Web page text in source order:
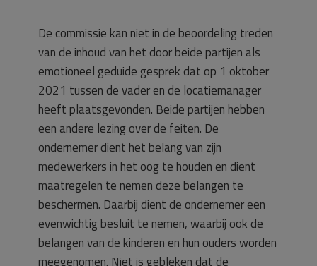
De commissie kan niet in de beoordeling treden
van de inhoud van het door beide partijen als
emotioneel geduide gesprek dat op 1 oktober
2021 tussen de vader en de locatiemanager
heeft plaatsgevonden. Beide partijen hebben
een andere lezing over de feiten. De
ondernemer dient het belang van zijn
medewerkers in het oog te houden en dient
maatregelen te nemen deze belangen te
beschermen. Daarbij dient de ondernemer een
evenwichtig besluit te nemen, waarbij ook de
belangen van de kinderen en hun ouders worden
meegenomen. Niet is gebleken dat de